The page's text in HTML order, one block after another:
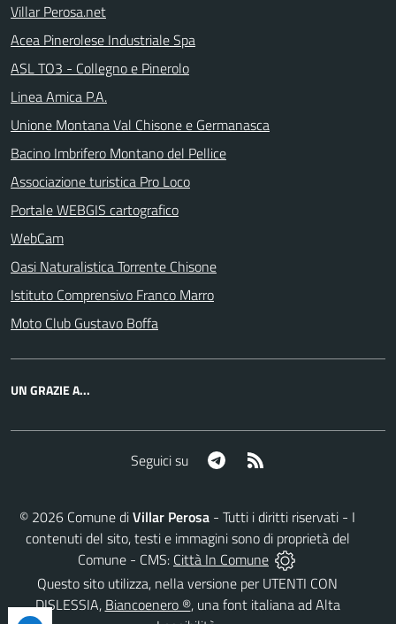
Villar Perosa.net
Acea Pinerolese Industriale Spa
ASL TO3 - Collegno e Pinerolo
Linea Amica P.A.
Unione Montana Val Chisone e Germanasca
Bacino Imbrifero Montano del Pellice
Associazione turistica Pro Loco
Portale WEBGIS cartografico
WebCam
Oasi Naturalistica Torrente Chisone
Istituto Comprensivo Franco Marro
Moto Club Gustavo Boffa
UN GRAZIE A...
Seguici su Telegram
© 2026 Comune diVillar Perosa - Tutti i diritti riservati - I
contenuti del sito, testi e immagini sono di proprietà del
Comune - CMS: Città In Comune
Questo sito utilizza, nella versione per UTENTI CON
DISLESSIA, Biancoenero ®, una font italiana ad Alta